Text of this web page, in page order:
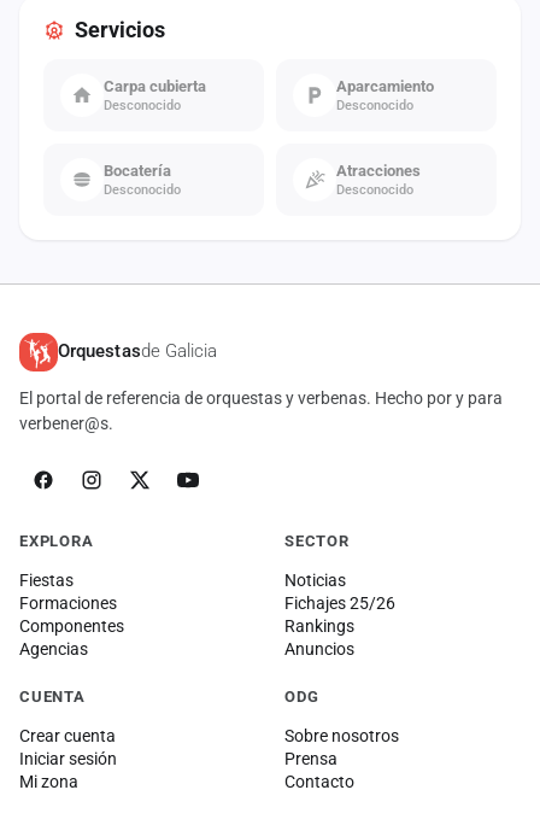
Servicios
Carpa cubierta
Desconocido
Aparcamiento
Desconocido
Bocatería
Desconocido
Atracciones
Desconocido
Orquestasde Galicia
El portal de referencia de orquestas y verbenas. Hecho por y para
verbener@s.
EXPLORA
Fiestas
Formaciones
Componentes
Agencias
SECTOR
Noticias
Fichajes 25/26
Rankings
Anuncios
CUENTA
Crear cuenta
Iniciar sesión
Mi zona
ODG
Sobre nosotros
Prensa
Contacto